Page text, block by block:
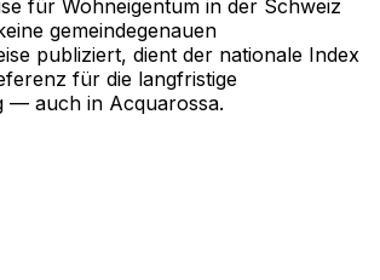
für Wohneigentum in der Schweiz
gemeindegenauen
publiziert, dient der nationale Index
für die langfristige
— auch in Acquarossa.